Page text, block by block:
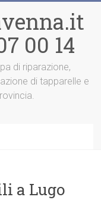
00 14
di riparazione,
di tapparelle e
a Lugo